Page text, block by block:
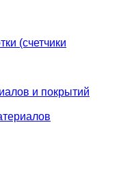
(счетчики
и покрытий